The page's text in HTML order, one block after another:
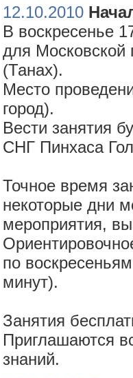
12.10.2010
В воскресенье
для Московской
(Танах).
Место
город).
Вести занятия
СНГ Пинхаса
Точное время
некоторые дни
мероприятия,
по
минут).
Занятия
Приглашаются
знаний.